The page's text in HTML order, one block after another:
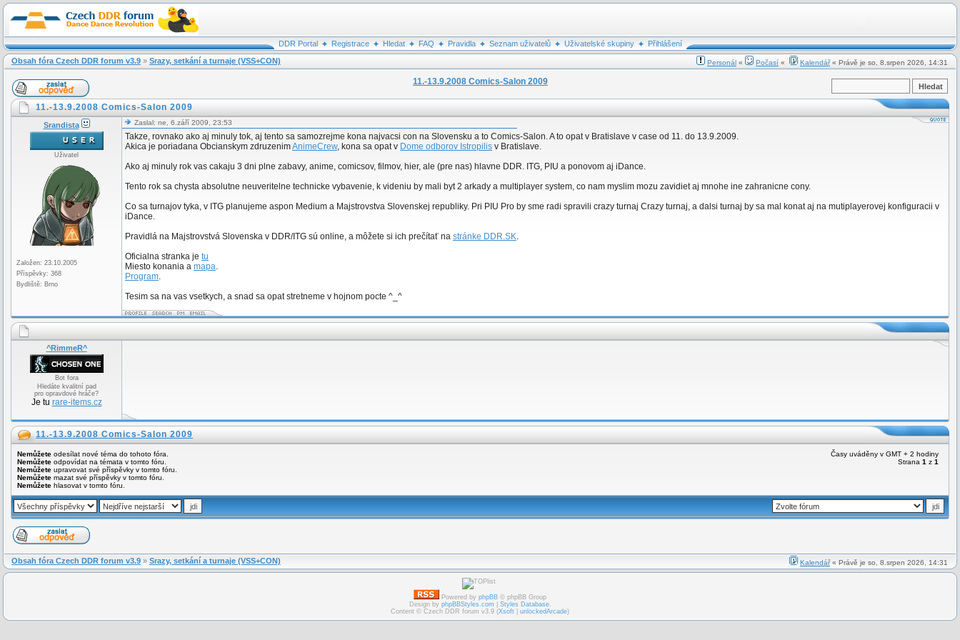
DDR Portal Registrace Hledat FAQ Pravidla Seznam uživatelů Uživatelské skupiny
Přihlášení
Obsah fóra Czech DDR forum v3.9 » Srazy, setkání a turnaje (VSS+CON) Personál « Počasí « Kalendář« Právě je so, 8.srpen 2026, 14:31
11.-13.9.2008 Comics-Salon 2009
11.-13.9.2008 Comics-Salon 2009
Srandista
Uživatel
Založen: 23.10.2005
Příspěvky: 368
Bydliště: Brno
Zaslal: ne, 6.září 2009, 23:53
Takze, rovnako ako aj minuly tok, aj tento sa samozrejme kona najvacsi con na Slovensku a to Comics-Salon. A to opat v Bratislave v case od 11. do 13.9.2009.
Akica je poriadana Obcianskym zdruzenimAnimeCrew, kona sa opat v Dome odborov Istropilis v Bratislave.
Ako aj minuly rok vas cakaju 3 dni plne zabavy, anime, comicsov, filmov, hier, ale (pre nas) hlavne DDR. ITG, PIU a ponovom aj iDance.
Tento rok sa chysta absolutne neuveritelne technicke vybavenie, k videniu by mali byt 2 arkady a multiplayer system, co nam myslim mozu zavidiet aj mnohe ine zahranicne cony.
Co sa turnajov tyka, v ITG planujeme aspon Medium a Majstrovstva Slovenskej republiky. Pri PIU Pro by sme radi spravili crazy turnaj Crazy turnaj, a dalsi turnaj by sa mal konat aj na mutiplayerovej konfiguracii v
iDance.
Pravidlá na Majstrovstvá Slovenska v DDR/ITG sú online, a môžete si ich prečítať na stránke DDR.SK.
Oficialna stranka je tu
Miesto konania a mapa.
Program.
Tesim sa na vas vsetkych, a snad sa opat stretneme v hojnom pocte ^_^
^RimmeR^
Bot fora
Hledáte kvalitní pad
pro opravdové hráče?
Je tu rare-items.cz
11.-13.9.2008 Comics-Salon 2009
Nemůžete odesílat nové téma do tohoto fóra.
Nemůžete odpovídat na témata v tomto fóru.
Nemůžete upravovat své příspěvky v tomto fóru.
Nemůžete mazat své příspěvky v tomto fóru.
Nemůžete hlasovat v tomto fóru.
Časy uváděny v GMT + 2 hodiny
Strana 1 z 1
Obsah fóra Czech DDR forum v3.9 » Srazy, setkání a turnaje (VSS+CON) Kalendář« Právě je so, 8.srpen 2026, 14:31
Powered by phpBB © phpBB Group
Design by phpBBStyles.com Styles Database.
Content © Czech DDR forum v3.9 (Xsoft unlockedArcade)